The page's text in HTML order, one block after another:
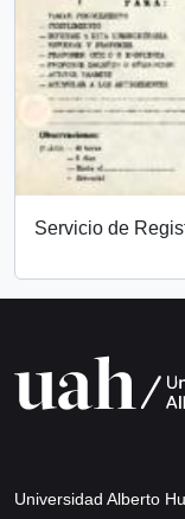
Servicio de
Universidad Alberto